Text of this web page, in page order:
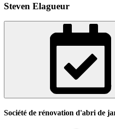
Steven Elagueur
Société de rénovation d'abri de